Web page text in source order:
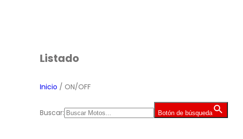
Listado
Inicio / ON/OFF
Buscar: Botón de búsqueda